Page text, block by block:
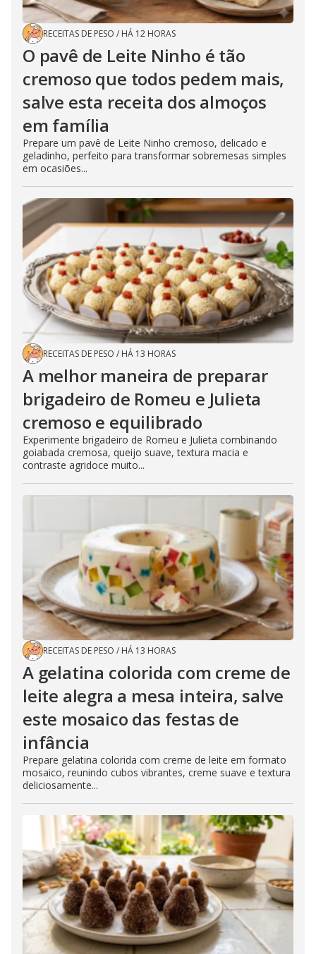
RECEITAS DE PESO / HÁ 12 HORAS
O pavê de Leite Ninho é tão
cremoso que todos pedem mais,
salve esta receita dos almoços
em família
Prepare um pavê de Leite Ninho cremoso, delicado e
geladinho, perfeito para transformar sobremesas simples
em ocasiões...
RECEITAS DE PESO / HÁ 13 HORAS
A melhor maneira de preparar
brigadeiro de Romeu e Julieta
cremoso e equilibrado
Experimente brigadeiro de Romeu e Julieta combinando
goiabada cremosa, queijo suave, textura macia e
contraste agridoce muito...
RECEITAS DE PESO / HÁ 13 HORAS
A gelatina colorida com creme de
leite alegra a mesa inteira, salve
este mosaico das festas de
infância
Prepare gelatina colorida com creme de leite em formato
mosaico, reunindo cubos vibrantes, creme suave e textura
deliciosamente...